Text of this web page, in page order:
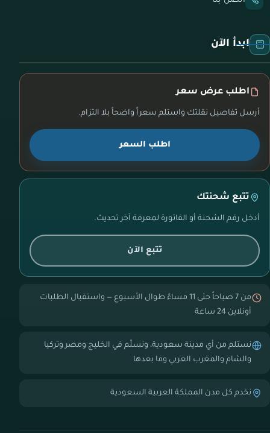
ابدأ الآن
اطلب عرض سعر
أرسل تفاصيل نقلتك واستلم سعراً واضحاً بلا التزام.
اطلب السعر
تتبع شحنتك
أدخل رقم الشحنة أو الفاتورة لمعرفة آخر تحديث.
تتبع الآن
من 7 صباحاً حتى 11 مساءً طوال الأسبوع — واستقبال الطلبات
أونلاين 24 ساعة
نستلم من أي مدينة سعودية، ونسلّم في الخليج ومصر وتركيا
والشام والمغرب العربي وما بعدها
نخدم كل مدن المملكة العربية السعودية